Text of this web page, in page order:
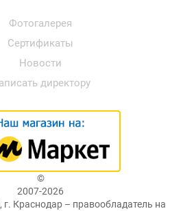
Фотогалерея
Сертификаты
Новости
директору
©
2007-2026
Краснодар – правообладатель на